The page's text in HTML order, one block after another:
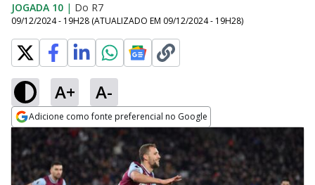
JOGADA 10 | Do R7
09/12/2024 - 19H28 (ATUALIZADO EM 09/12/2024 - 19H28)
A+ A-
Adicione como fonte preferencial no Google
Opens in new window